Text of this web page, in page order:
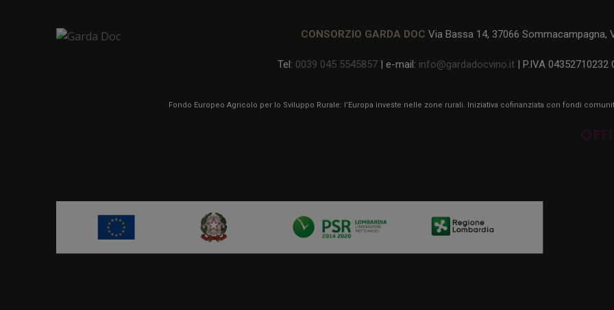
CONSORZIO GARDA DOC Via Bassa 14, 37066 Sommacampagna,
Tel: 0039 045 5545857| e-mail: info@gardadocvino.it| P.IVA 04352710232
Fondo Europeo Agricolo per lo Sviluppo Rurale: l’Europa investe nelle zone rurali. Iniziativa cofinanziata con fondi